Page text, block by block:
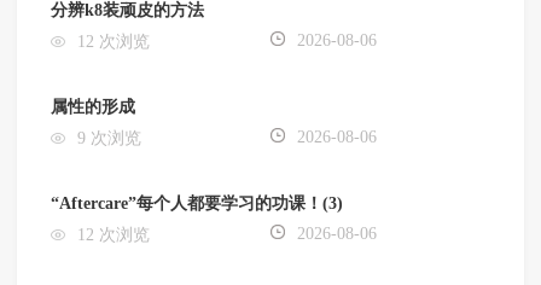
分辨k8装顽皮的方法
12 次浏览
2026-08-06
属性的形成
9 次浏览
2026-08-06
“Aftercare”每个人都要学习的功课！(3)
12 次浏览
2026-08-06